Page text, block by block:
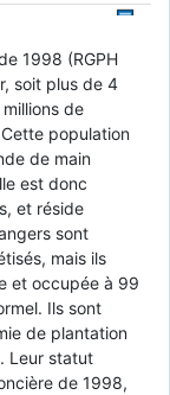
1998 (RGPH
soit plus de 4
de
population
de main
est donc
et réside
sont
mais ils
et occupée à 99
Ils sont
de plantation
Leur statut
de 1998,